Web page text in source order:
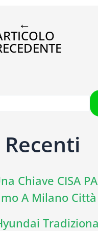
←
Chiave CISA
A Milano Città